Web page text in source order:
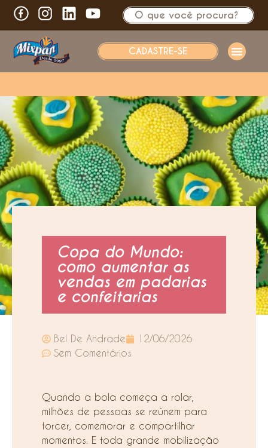
CADASTRE-SE
Copa do Mundo:
como aumentar as
vendas em padarias
e confeitarias
Bel De Andrade
12/06/2026
Sem Comentários
Quando a bola começa a rolar,
milhões de pessoas se reúnem para
torcer, comemorar e compartilhar
momentos. E toda grande mobilização